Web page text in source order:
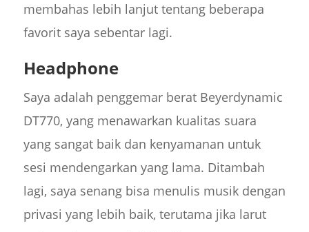
membahas lebih lanjut tentang beberapa
favorit saya sebentar lagi.
Headphone
Saya adalah penggemar berat Beyerdynamic
DT770, yang menawarkan kualitas suara
yang sangat baik dan kenyamanan untuk
sesi mendengarkan yang lama. Ditambah
lagi, saya senang bisa menulis musik dengan
privasi yang lebih baik, terutama jika larut